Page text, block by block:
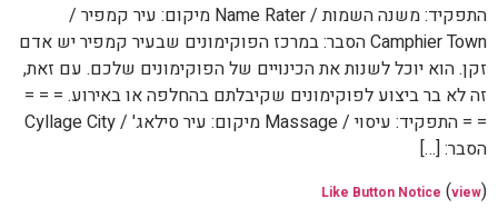
התפקיד: משנה השמות / Name Rater מיקום: עיר קמפיר /
Camphier Town הסבר: במרכז הפוקימונים שבעיר קמפיר יש אדם
זקן. הוא יוכל לשנות את הכינויים של הפוקימונים שלכם. עם זאת,
זה לא בר ביצוע לפוקימונים שקיבלתם בהחלפה או באירוע. = = =
= = התפקיד: עיסוי / Massage מיקום: עיר סילאג' / Cyllage City
הסבר: […]
Like Button Notice (view)